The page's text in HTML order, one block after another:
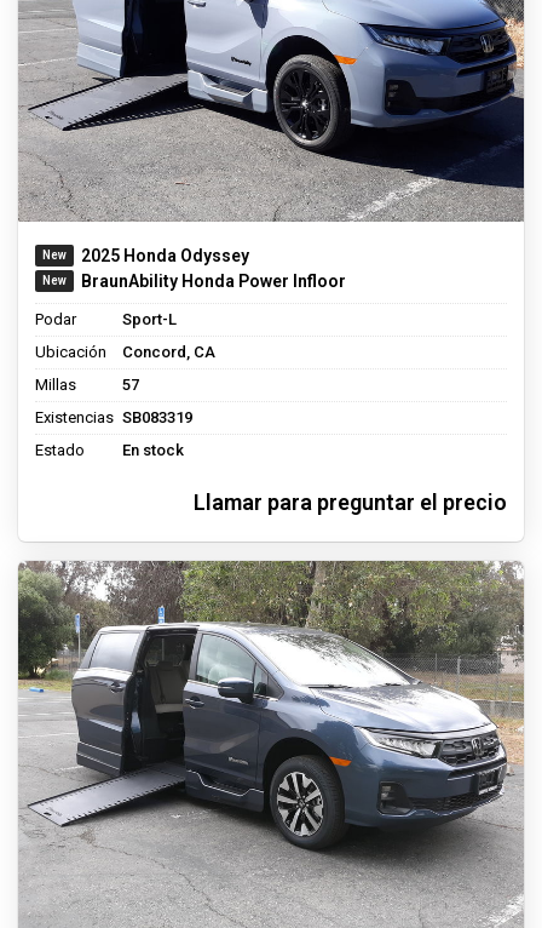
2025 Honda Odyssey
BraunAbility Honda Power Infloor
Podar
Sport-L
Ubicación
Concord, CA
Millas
57
Existencias SB083319
Estado
En stock
Llamar para preguntar el precio